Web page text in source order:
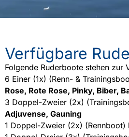
Verfügbare
Folgende Ruderboote stehen zur
6 Einer (1x) (Renn- &
Rose, Rote Rose, Pinky, Biber,
3 Doppel-Zweier (2x)
Adjuvense, Gauning
1 Doppel-Zweier (2x) (Rennboot)